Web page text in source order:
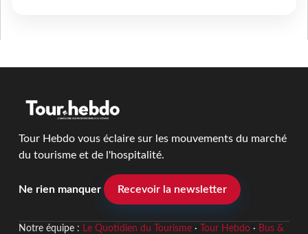
Tour Hebdo vous éclaire sur les mouvements du marché
du tourisme et de l'hospitalité.
Ne rien manquer Recevoir la newsletter
Notre équipe : Le Quotidien du Tourisme· Tour Hebdo· Bus &